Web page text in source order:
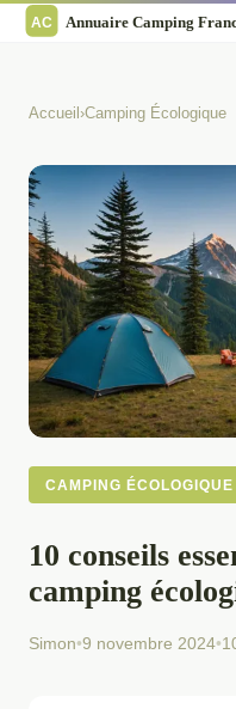
Accueil ›Camping Écologique
CAMPING ÉCOLOGIQUE
10 conseils
camping
Simon•9 novembre 2024•